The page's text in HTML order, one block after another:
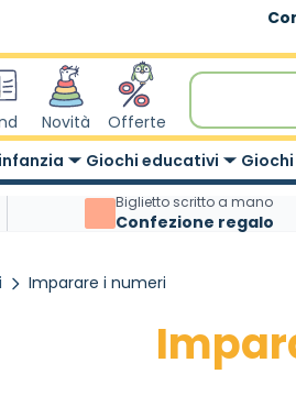
Giochi educativi
Novità Offerte
Biglietto scritto a mano
Confezione regalo
Imparare i numeri